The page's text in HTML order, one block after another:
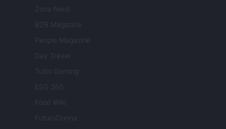
Zona Nerd
B2B Magazine
People Magazine
Day Travel
Tutto Gaming
ESG 365
Food Wiki
FuturoDonna